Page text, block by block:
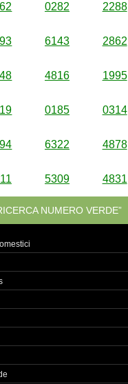
0282 2288
6143 2862
4816 1995
0185 0314
6322 4878
5309 4831
NUMERO VERDE”